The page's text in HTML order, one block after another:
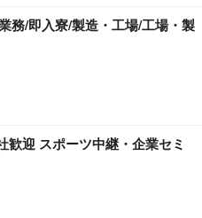
務/即入寮/製造・工場/工場・製
歓迎 スポーツ中継・企業セミ